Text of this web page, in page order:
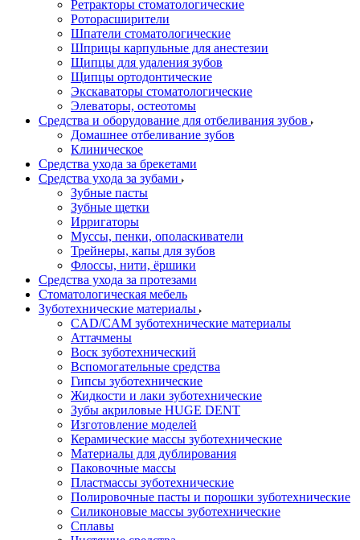
Ретракторы стоматологические
Роторасширители
Шпатели стоматологические
Шприцы карпульные для анестезии
Щипцы для удаления зубов
Щипцы ортодонтические
Экскаваторы стоматологические
Элеваторы, остеотомы
Средства и оборудование для отбеливания зубов
Домашнее отбеливание зубов
Клиническое
Средства ухода за брекетами
Средства ухода за зубами
Зубные пасты
Зубные щетки
Ирригаторы
Муссы, пенки, ополаскиватели
Трейнеры, капы для зубов
Флоссы, нити, ёршики
Средства ухода за протезами
Стоматологическая мебель
Зуботехнические материалы
CAD/CAM зуботехнические материалы
Аттачмены
Воск зуботехнический
Вспомогательные средства
Гипсы зуботехнические
Жидкости и лаки зуботехнические
Зубы акриловые HUGE DENT
Изготовление моделей
Керамические массы зуботехнические
Материалы для дублирования
Паковочные массы
Пластмассы зуботехнические
Полировочные пасты и порошки зуботехнические
Силиконовые массы зуботехнические
Сплавы